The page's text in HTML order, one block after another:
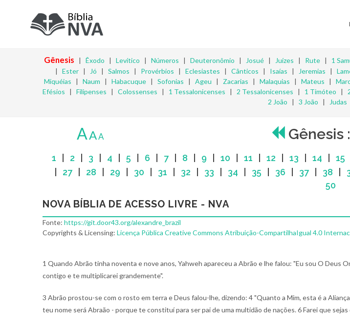
Gênesis | Êxodo | Levítico | Números | Deuteronômio | Josué| Juízes | Rute| 1
| Ester| Jó | Salmos | Provérbios | Eclesiastes | Cânticos | Isaías | Jeremias |
Miquéias | Naum | Habacuque | Sofonias | Ageu | Zacarias | Malaquias | Mateus |
Efésios | Filipenses | Colossenses | 1 Tessalonicenses | 2 Tessalonicenses | 1 Timóteo |
2 João | 3 João | Judas
AAA Gênesis
1 2 3 4 5 6 7| 8 9 10 11 12 13 14 15
27| 28 29 30 31 32 33 34 35 36 37| 38
50
NOVA BÍBLIA DE ACESSO LIVRE - NVA
Fonte: https://git.door43.org/alexandre_brazil
Copyrights & Licensing: Licença Pública Creative Commons Atribuição-CompartilhaIgual 4.0
1 Quando Abrão tinha noventa e nove anos, Yahweh apareceu a Abrão e lhe falou: "Eu sou O Deus
contigo e te multiplicarei grandemente".
3 Abrão prostou-se com o rosto em terra e Deus falou-lhe, dizendo: 4 "Quanto a Mim, esta é a
teu nome será Abraão - porque te constituí para ser pai de uma multidão de nações.6 Farei que